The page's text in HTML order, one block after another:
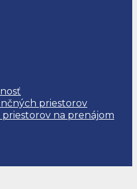
priestorov
na prenájom